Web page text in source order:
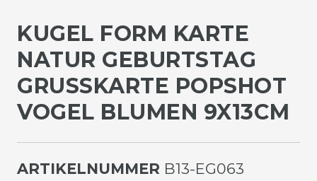
KUGEL FORM KARTE
NATUR GEBURTSTAG
GRUSSKARTE POPSHOT V
OGEL BLUMEN 9X13CM
ARTIKELNUMMER B13-EG063